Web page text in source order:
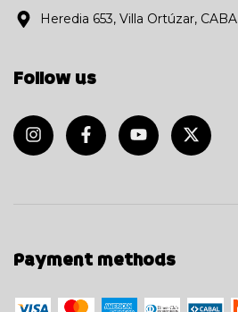
Heredia 653, Villa Ortúzar, CABA
Follow us
Payment methods